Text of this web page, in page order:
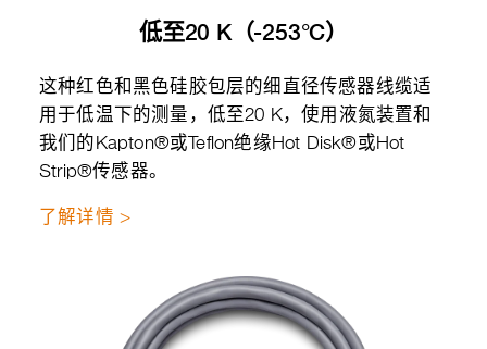
低至20 K（-253°C）
这种红色和黑色硅胶包层的细直径传感器线缆适
用于低温下的测量，低至20 K，使用液氮装置和
我们的Kapton®或Teflon绝缘Hot Disk®或Hot
Strip®传感器。
了解详情 >